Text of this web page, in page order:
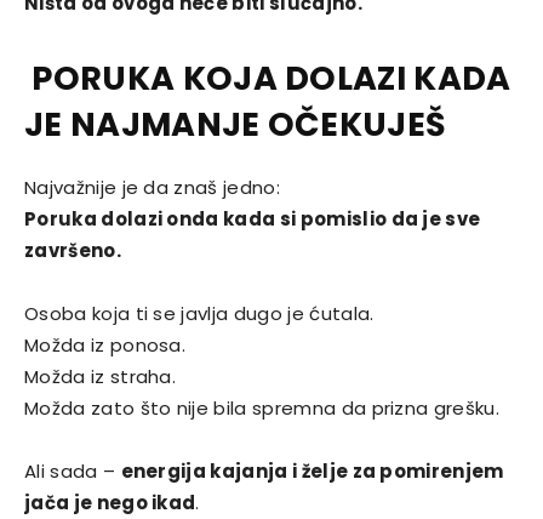
PORUKA KOJA DOLAZI KADA
JE NAJMANJE OČEKUJEŠ
Najvažnije je da znaš jedno:
Poruka dolazi onda kada si pomislio da je sve
završeno.
Osoba koja ti se javlja dugo je ćutala.
Možda iz ponosa.
Možda iz straha.
Možda zato što nije bila spremna da prizna grešku.
Ali sada – energija kajanja i želje za pomirenjem
jača je nego ikad.